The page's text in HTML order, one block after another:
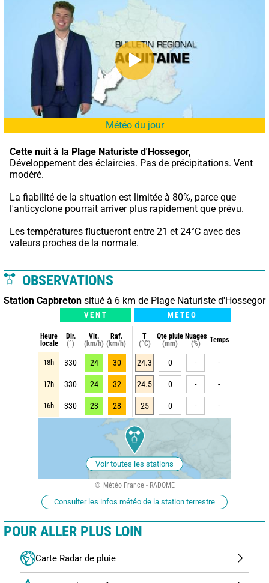
Météo du jour
Cette nuit à la Plage Naturiste d'Hossegor,
Développement des éclaircies. Pas de précipitations. Vent
modéré.
La fiabilité de la situation est limitée à 80%, parce que
l'anticyclone pourrait arriver plus rapidement que prévu.
Les températures fluctueront entre 21 et 24°C avec des
valeurs proches de la normale.
OBSERVATIONS
Station Capbreton situé à 6 km de Plage Naturiste d'Hossegor
VENT METEO
Heure
locale
Dir.
(°)
Vit.
(km/h)
Raf.
(km/h)
T
(°C)
Qte pluie
(mm)
Nuages
(%)
Temps
18h 330 24 30 24.3 0 - -
17h 330 24 32 24.5 0 - -
16h 330 23 28 25 0 - -
Voir toutes les stations
Météo France - RADOME
Consulter les infos météo de la station terrestre
POUR ALLER PLUS LOIN
Carte Radar de pluie